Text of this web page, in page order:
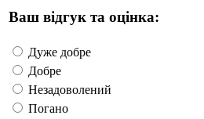
Ваш відгук та оцінка:
Дуже добре
Добре
Незадоволений
Погано